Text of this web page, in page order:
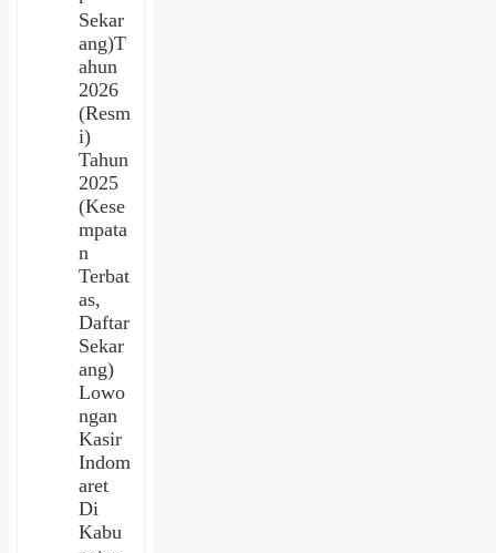
Sekar
ang)T
ahun
2026
(Resm
i)
Tahun
2025
(Kese
mpata
n
Terbat
as,
Daftar
Sekar
ang)
Lowo
ngan
Kasir
Indom
aret
Di
Kabu